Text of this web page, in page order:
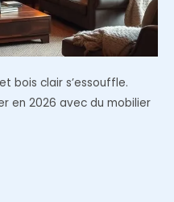
bois clair s’essouffle.
en 2026 avec du mobilier